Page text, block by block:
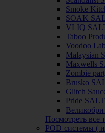
Smoke
SOAK
VLIQ
Taboo
Voodoo
Malaysian
Maxwells
Zombie
Brusko
Glitch
Pride SALT
Посмотреть все
POD системы (